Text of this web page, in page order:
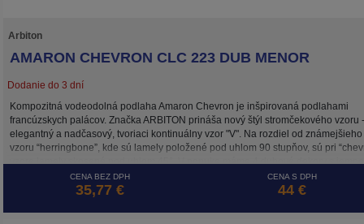
Arbiton
AMARON CHEVRON CLC 223 DUB MENOR
Dodanie do 3 dní
Kompozitná vodeodolná podlaha Amaron Chevron je inšpirovaná podlahami
francúzskych palácov. Značka ARBITON prináša nový štýl stromčekového vzoru -
elegantný a nadčasový, tvoriaci kontinuálny vzor "V". Na rozdiel od známejšieho
vzoru “herringbone”, kde sú lamely položené pod uhlom 90 stupňov, sú pri
povrchovou štruktúrou skutočného dreva. Podlaha Amaron Chevron má hrúbku
mm a je vhodná pre inštaláciu plávajúcim spôsobom alebo celoplošným
intenzívne zaťažovaných nebytových interiérov.
CENA BEZ DPH
35,77 €
CENA S DPH
44 €